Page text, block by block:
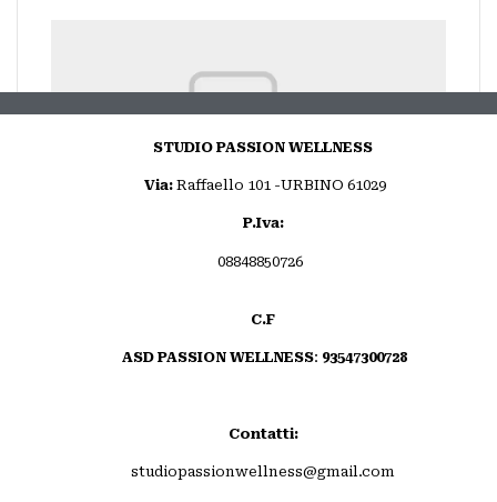
PassionWellness - Giulia Barletta
STUDIO PASSION WELLNESS
Via: Raffaello 101 -URBINO 61029
P.Iva:
08848850726
C.F
ASD PASSION WELLNESS: 93547300728
Contatti:
studiopassionwellness@gmail.com